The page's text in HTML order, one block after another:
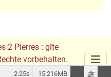
2 Pierres : gîte
vorbehalten.
15.216MB
2.25s